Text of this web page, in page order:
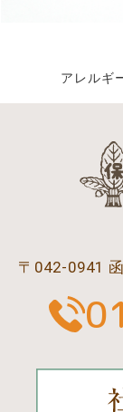
アレルギ
〒042-0941